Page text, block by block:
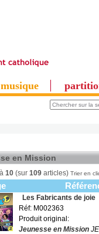
musique
en Mission
à 10 (sur 109 articles) Trier en
Les Fabricants de joie
Réf: M002363
Produit original:
Jeunesse en Mission